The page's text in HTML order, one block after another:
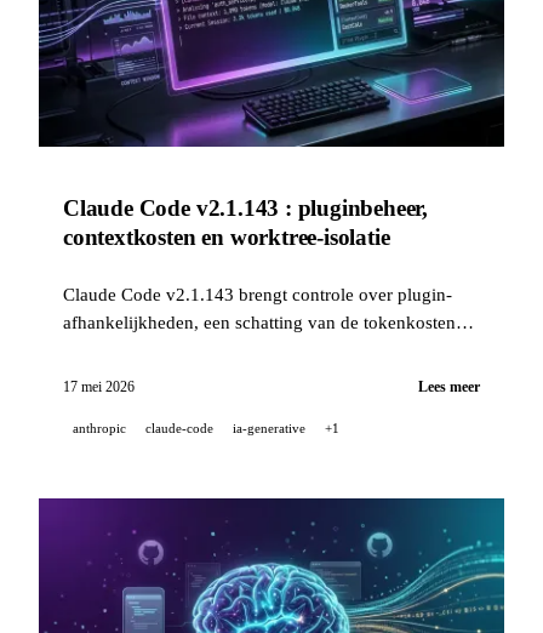
Claude Code v2.1.143 : pluginbeheer,
contextkosten en worktree-isolatie
Claude Code v2.1.143 brengt controle over plugin-
afhankelijkheden, een schatting van de tokenkosten
sessies op de achtergrond. Tegelijk verschijnt Kling AI
17 mei 2026 Lees meer
anthropic claude-code ia-generative +1